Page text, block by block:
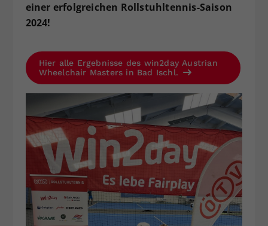
einer erfolgreichen Rollstuhltennis-Saison
2024!
Hier alle Ergebnisse des win2day Austrian
Wheelchair Masters in Bad Ischl.